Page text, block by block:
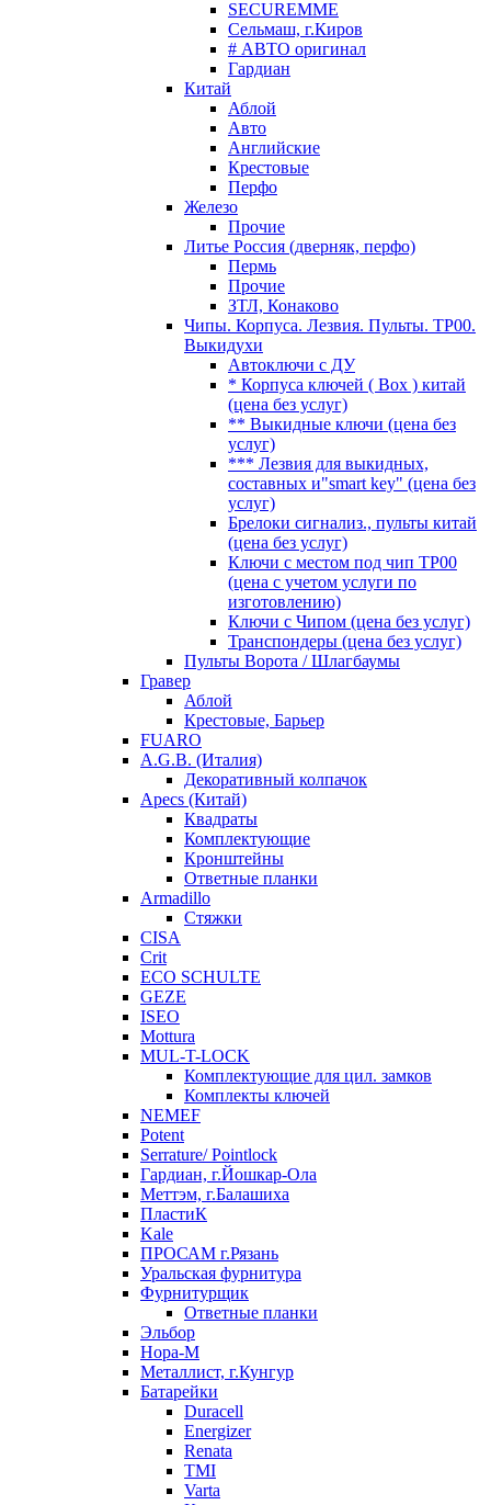
SECUREMME
Сельмаш, г.Киров
# АВТО оригинал
Гардиан
Китай
Аблой
Авто
Английские
Крестовые
Перфо
Железо
Прочие
Литье Россия (дверняк, перфо)
Пермь
Прочие
ЗТЛ, Конаково
Чипы. Корпуса. Лезвия. Пульты. TP00.
Выкидухи
Автоключи с ДУ
* Корпуса ключей ( Box ) китай
(цена без услуг)
** Выкидные ключи (цена без
услуг)
*** Лезвия для выкидных,
составных и"smart key" (цена без
услуг)
Брелоки сигнализ., пульты китай
(цена без услуг)
Ключи с местом под чип TP00
(цена с учетом услуги по
изготовлению)
Ключи с Чипом (цена без услуг)
Транспондеры (цена без услуг)
Пульты Ворота / Шлагбаумы
Гравер
Аблой
Крестовые, Барьер
FUARO
A.G.B. (Италия)
Декоративный колпачок
Apecs (Китай)
Квадраты
Комплектующие
Кронштейны
Ответные планки
Armadillo
Стяжки
CISA
Crit
ECO SCHULTE
GEZE
ISEO
Mottura
MUL-T-LOCK
Комплектующие для цил. замков
Комплекты ключей
NEMEF
Potent
Serrature/ Pointlock
Гардиан, г.Йошкар-Ола
Меттэм, г.Балашиха
ПластиК
Kale
ПРОСАМ г.Рязань
Уральская фурнитура
Фурнитурщик
Ответные планки
Эльбор
Нора-М
Металлист, г.Кунгур
Батарейки
Duracell
Energizer
Renata
TMI
Varta